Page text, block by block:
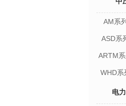
AM系
ASD系
ARTM
WHD系
电